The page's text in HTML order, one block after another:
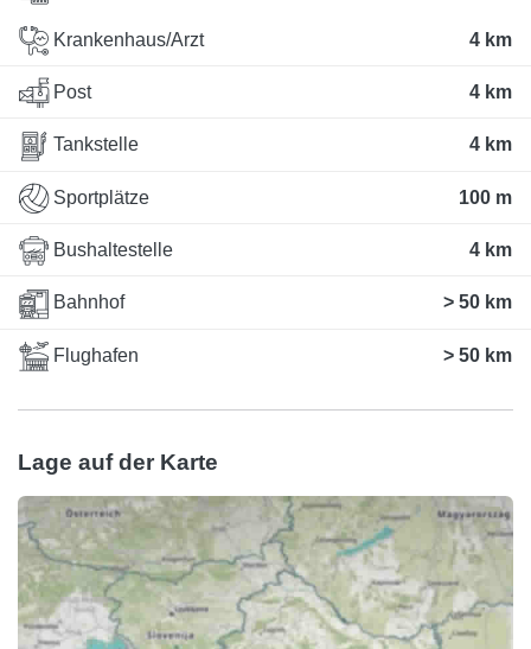
Krankenhaus/Arzt 4 km
Post 4 km
Tankstelle 4 km
Sportplätze 100 m
Bushaltestelle 4 km
Bahnhof > 50 km
Flughafen > 50 km
Lage auf der Karte